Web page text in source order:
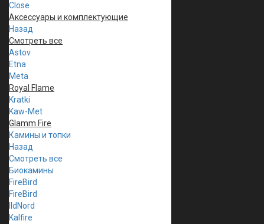
Close
Аксессуары и комплектующие
Назад
Смотреть все
Astov
Etna
Meta
Royal Flame
Kratki
Kaw-Met
Glamm Fire
Камины и топки
Назад
Смотреть все
Биокамины
FireBird
FireBird
IldNord
Kalfire